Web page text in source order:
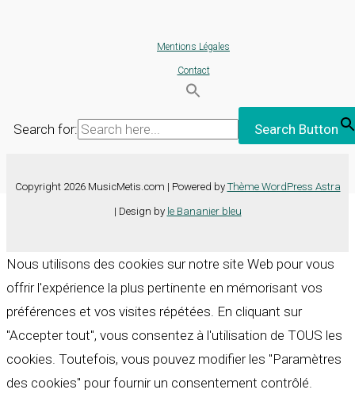
Mentions Légales
Contact
Search for: Search Button
Copyright 2026 MusicMetis.com | Powered by Thème WordPress Astra
| Design by le Bananier bleu
Nous utilisons des cookies sur notre site Web pour vous
offrir l'expérience la plus pertinente en mémorisant vos
préférences et vos visites répétées. En cliquant sur
"Accepter tout", vous consentez à l'utilisation de TOUS les
cookies. Toutefois, vous pouvez modifier les "Paramètres
des cookies" pour fournir un consentement contrôlé.